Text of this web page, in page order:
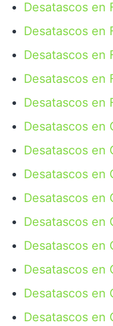
Desatascos en
Desatascos en
Desatascos en
Desatascos en
Desatascos en
Desatascos en
Desatascos en
Desatascos en
Desatascos en
Desatascos en
Desatascos en
Desatascos en
Desatascos en
Desatascos en